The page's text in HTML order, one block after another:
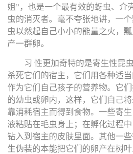
姐”，也是一个最有效的蚜虫、介
虫的消灭者。毫不夸张地讲，一
虫以然起自己小小的能量之火，
产一群卵。
习 性更加奇特的是寄生性昆
杀死它们的宿主，它们用各种适
作为它们自己孩子的营养物。它
的幼虫或卵内，这样，它们自己
靠消耗宿主而得到食物。一些寄
液粘贴在毛虫身上；在孵化过程
钻入到宿主的皮肤里面。其他一
生伪装的本能把它们的卵产在树